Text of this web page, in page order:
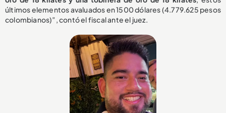
últimos elementos avaluados en 1500 dólares (4.779.625 pesos
colombianos)”, contó el fiscal ante el juez.